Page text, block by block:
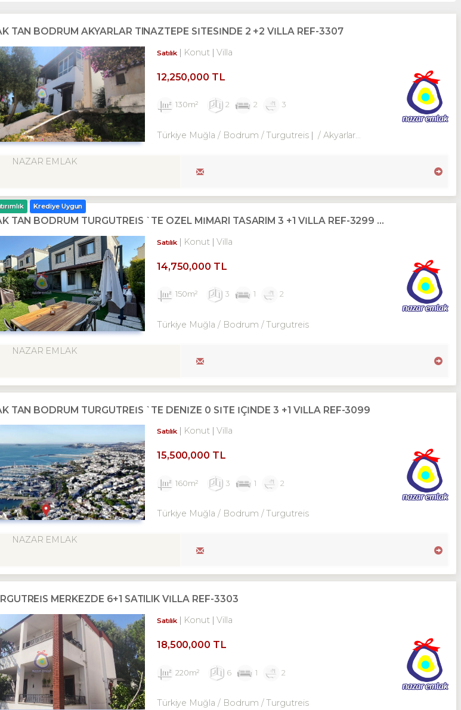
TAN BODRUM AKYARLAR TINAZTEPE SİTESİNDE 2 +2 VİLLA REF-3307
Satılık Konut Villa
12,250,000 TL
130m² 2 2 3
Türkiye Muğla / Bodrum / Turgutreis / Akyarlar Mah.
NAZAR EMLAK
Krediye Uygun
TAN BODRUM TURGUTREİS `TE ÖZEL MİMARI TASARIM 3 +1 VİLLA REF-3299 ...
Satılık Konut Villa
14,750,000 TL
150m² 3 1 2
Türkiye Muğla / Bodrum / Turgutreis
NAZAR EMLAK
TAN BODRUM TURGUTREİS `TE DENİZE 0 SİTE İÇİNDE 3 +1 VİLLA REF-3099
Satılık Konut Villa
15,500,000 TL
160m² 3 1 2
Türkiye Muğla / Bodrum / Turgutreis
NAZAR EMLAK
MERKEZDE 6+1 SATILIK VİLLA REF-3303
Satılık Konut Villa
18,500,000 TL
220m² 6 1 2
Türkiye Muğla / Bodrum / Turgutreis